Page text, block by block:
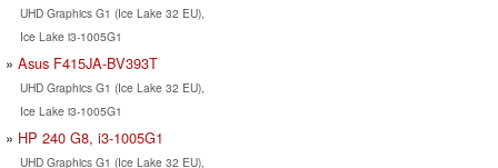
UHD Graphics G1 (Ice Lake 32 EU),
Ice Lake i3-1005G1
Asus F415JA-BV393T
UHD Graphics G1 (Ice Lake 32 EU),
Ice Lake i3-1005G1
HP 240 G8, i3-1005G1
UHD Graphics G1 (Ice Lake 32 EU),